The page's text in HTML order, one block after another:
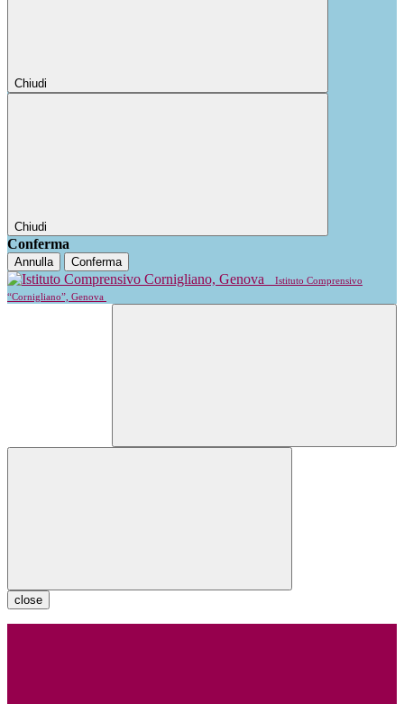
Chiudi
Chiudi
Conferma
Annulla Conferma
Istituto Comprensivo
“Cornigliano”, Genova
close